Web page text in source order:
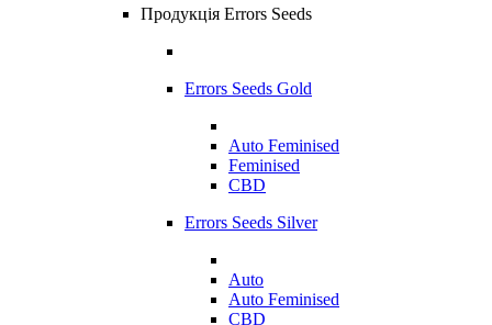
Продукція Errors Seeds
Errors Seeds Gold
Auto Feminised
Feminised
CBD
Errors Seeds Silver
Auto
Auto Feminised
CBD